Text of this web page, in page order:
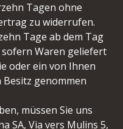
Tagen ohne
zu widerrufen.
Tage ab dem Tag
Waren geliefert
oder ein von Ihnen
genommen
müssen Sie uns
SA, Via vers Mulins 5,